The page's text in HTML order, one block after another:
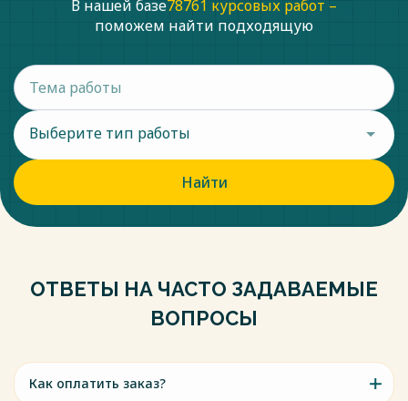
В нашей базе78761 курсовых работ –
поможем найти подходящую
Выберите тип работы
Найти
ОТВЕТЫ НА ЧАСТО ЗАДАВАЕМЫЕ
ВОПРОСЫ
Как оплатить заказ?